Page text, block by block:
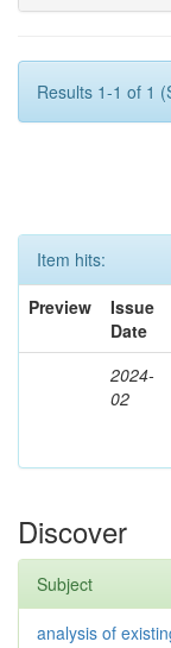
Results 1-1 of 1
Item hits:
Preview
Issue
Date
2024-
02
Discover
Subject
analysis of